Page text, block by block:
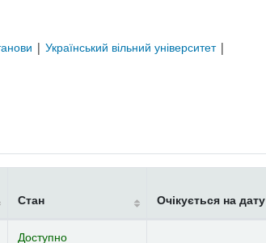
| Український вільний університет |
Стан Очікується на дату
Доступно